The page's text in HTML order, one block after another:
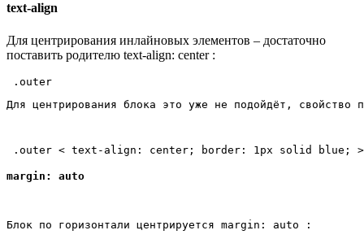
text-align
Для центрирования инлайновых элементов – достаточно
поставить родителю text-align: center :
Для центрирования блока это уже не подойдёт, свойство
margin: auto
Блок по горизонтали центрируется margin: auto :